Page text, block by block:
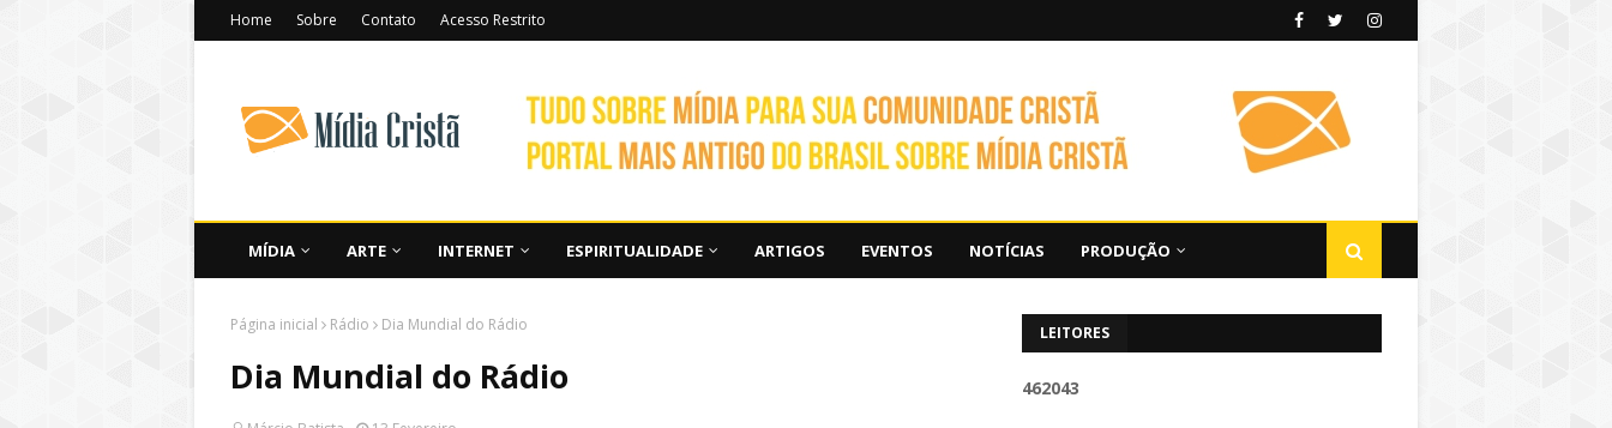
Home Sobre Contato Acesso Restrito
MÍDIA ARTE INTERNET ESPIRITUALIDADE ARTIGOS EVENTOS NOTÍCIAS PRODUÇÃO
Página inicial Rádio Dia Mundial do Rádio
Dia Mundial do Rádio
LEITORES
462043